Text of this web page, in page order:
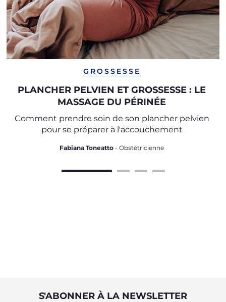
GROSSESSE
PLANCHER PELVIEN ET GROSSESSE : LE
MASSAGE DU PÉRINÉE
Comment prendre soin de son plancher pelvien
pour se préparer à l'accouchement
Fabiana Toneatto - Obstétricienne
S'ABONNER À LA NEWSLETTER